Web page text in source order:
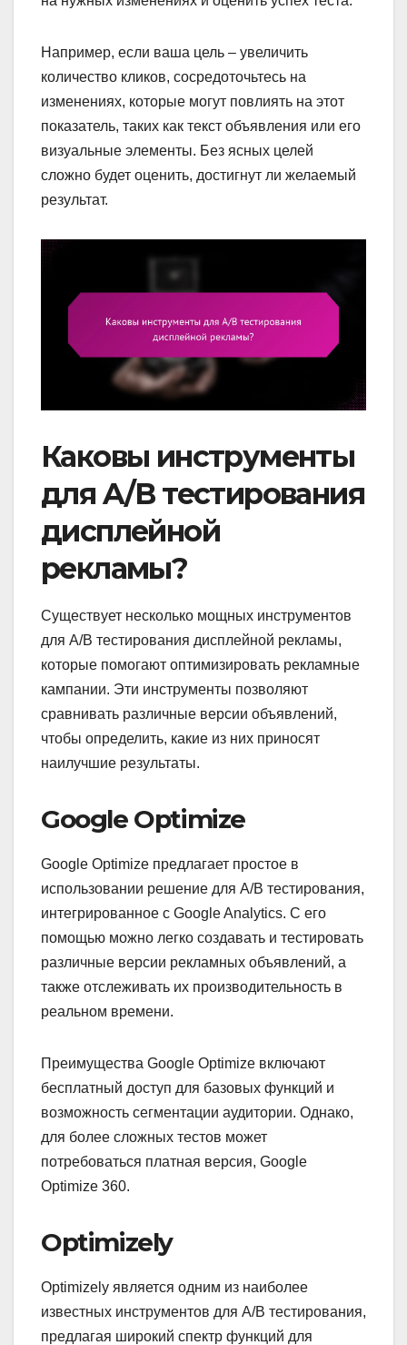
Например, если ваша цель – увеличить
количество кликов, сосредоточьтесь на
изменениях, которые могут повлиять на этот
показатель, таких как текст объявления или его
визуальные элементы. Без ясных целей
сложно будет оценить, достигнут ли желаемый
результат.
Каковы инструменты
для A/B тестирования
дисплейной
рекламы?
Существует несколько мощных инструментов
для A/B тестирования дисплейной рекламы,
которые помогают оптимизировать рекламные
кампании. Эти инструменты позволяют
сравнивать различные версии объявлений,
чтобы определить, какие из них приносят
наилучшие результаты.
Google Optimize
Google Optimize предлагает простое в
использовании решение для A/B тестирования,
интегрированное с Google Analytics. С его
помощью можно легко создавать и тестировать
различные версии рекламных объявлений, а
также отслеживать их производительность в
реальном времени.
Преимущества Google Optimize включают
бесплатный доступ для базовых функций и
возможность сегментации аудитории. Однако,
для более сложных тестов может
потребоваться платная версия, Google
Optimize 360.
Optimizely
Optimizely является одним из наиболее
известных инструментов для A/B тестирования,
предлагая широкий спектр функций для